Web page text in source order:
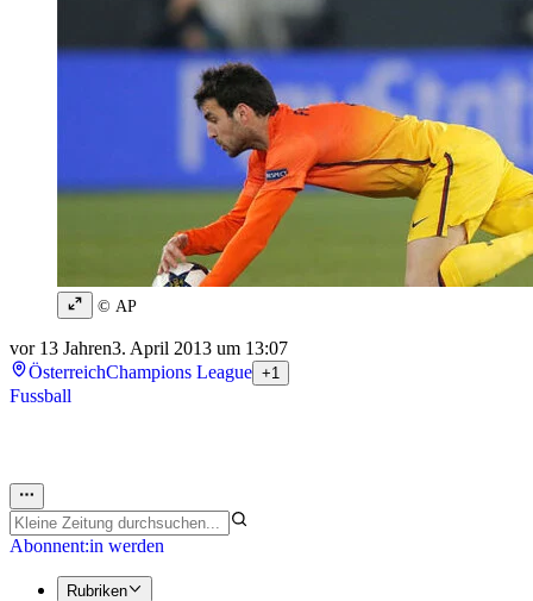
© AP
vor 13 Jahren3. April 2013 um 13:07
ÖsterreichChampions League +1
Fussball
Abonnent:in werden
Rubriken